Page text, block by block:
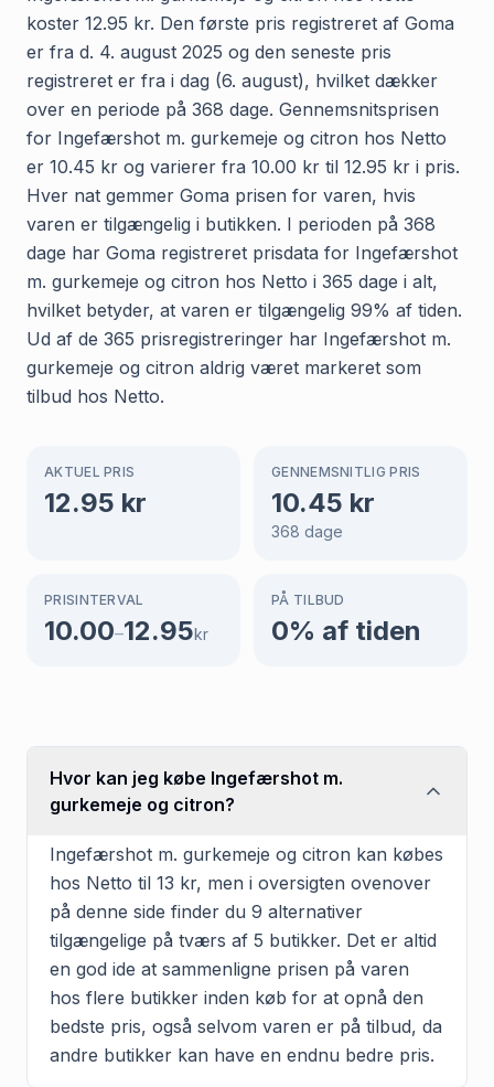
koster 12.95 kr. Den første pris registreret af Goma
er fra d. 4. august 2025 og den seneste pris
registreret er fra i dag (6. august), hvilket dækker
over en periode på 368 dage. Gennemsnitsprisen
for Ingefærshot m. gurkemeje og citron hos Netto
er 10.45 kr og varierer fra 10.00 kr til 12.95 kr i pris.
Hver nat gemmer Goma prisen for varen, hvis
varen er tilgængelig i butikken. I perioden på 368
dage har Goma registreret prisdata for Ingefærshot
m. gurkemeje og citron hos Netto i 365 dage i alt,
hvilket betyder, at varen er tilgængelig 99% af tiden.
Ud af de 365 prisregistreringer har Ingefærshot m.
gurkemeje og citron aldrig været markeret som
tilbud hos Netto.
AKTUEL PRIS
12.95 kr
GENNEMSNITLIG PRIS
10.45 kr
368 dage
PRISINTERVAL
10.00–12.95kr
PÅ TILBUD
0% af tiden
Hvor kan jeg købe Ingefærshot m.
gurkemeje og citron?
Ingefærshot m. gurkemeje og citron kan købes
hos Netto til 13 kr, men i oversigten ovenover
på denne side finder du 9 alternativer
tilgængelige på tværs af 5 butikker. Det er altid
en god ide at sammenligne prisen på varen
hos flere butikker inden køb for at opnå den
bedste pris, også selvom varen er på tilbud, da
andre butikker kan have en endnu bedre pris.